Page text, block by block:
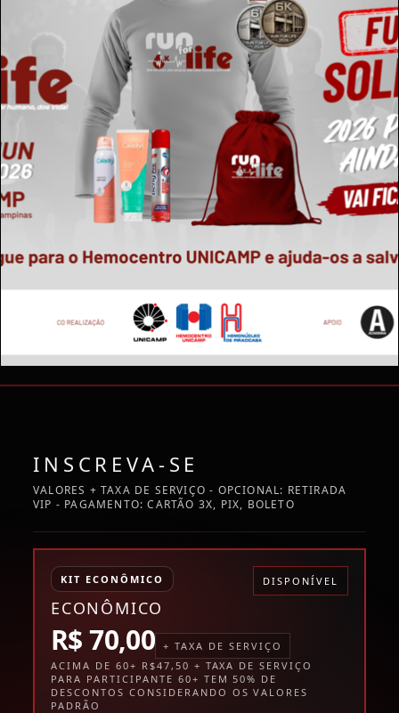
INSCREVA-SE
VALORES + TAXA DE SERVIÇO - OPCIONAL: RETIRADA
VIP - PAGAMENTO: CARTÃO 3X, PIX, BOLETO
KIT ECONÔMICO DISPONÍVEL
ECONÔMICO
R$ 70,00 + TAXA DE SERVIÇO
ACIMA DE 60+ R$47,50 + TAXA DE SERVIÇO
PARA PARTICIPANTE 60+ TEM 50% DE
DESCONTOS CONSIDERANDO OS VALORES
PADRÃO